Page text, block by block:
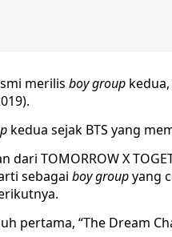
merilis boy group
kedua sejak BTS yang
dari TOMORROW X
sebagai boy groupyang
pertama, “The Dream